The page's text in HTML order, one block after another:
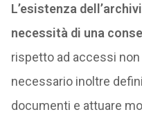
L’esistenza
necessità di una
rispetto ad accessi
necessario inoltre
documenti e attuare